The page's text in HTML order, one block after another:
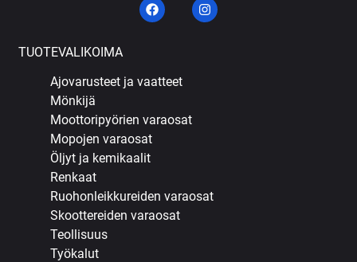
TUOTEVALIKOIMA
Ajovarusteet ja vaatteet
Mönkijä
Moottoripyörien varaosat
Mopojen varaosat
Öljyt ja kemikaalit
Renkaat
Ruohonleikkureiden varaosat
Skoottereiden varaosat
Teollisuus
Työkalut